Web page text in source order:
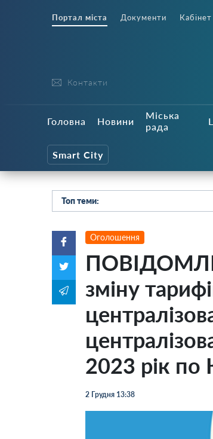
Портал міста Документи
Контакти
Головна Новини
Міська
рада
Smart City
Топ теми:
Оголошення
зміну
2023 рік
2 Грудня 13:38